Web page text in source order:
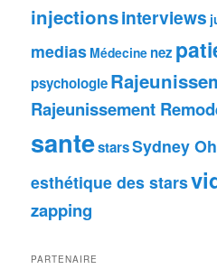
injectionsinterviews
medias Médecine nez
psychologie
Rajeunissement
santestarsSydney
esthétique des stars
zapping
PARTENAIRE